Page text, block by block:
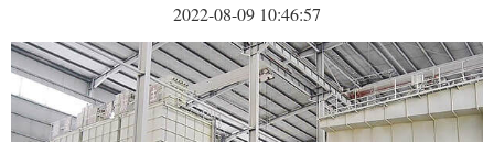
2022-08-09 10:46:57